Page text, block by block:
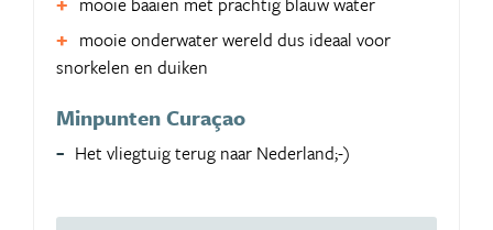
mooie onderwater wereld dus ideaal voor
snorkelen en duiken
Minpunten Curaçao
Het vliegtuig terug naar Nederland;-)